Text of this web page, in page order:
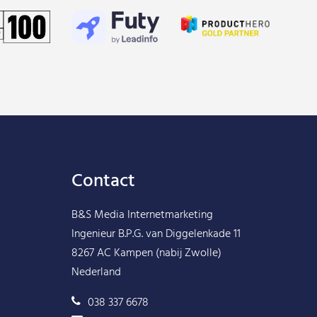
Contact
B&S Media Internetmarketing
Ingenieur B.P.G. van Diggelenkade 11
8267 AC Kampen (nabij Zwolle)
Nederland
038 337 6678